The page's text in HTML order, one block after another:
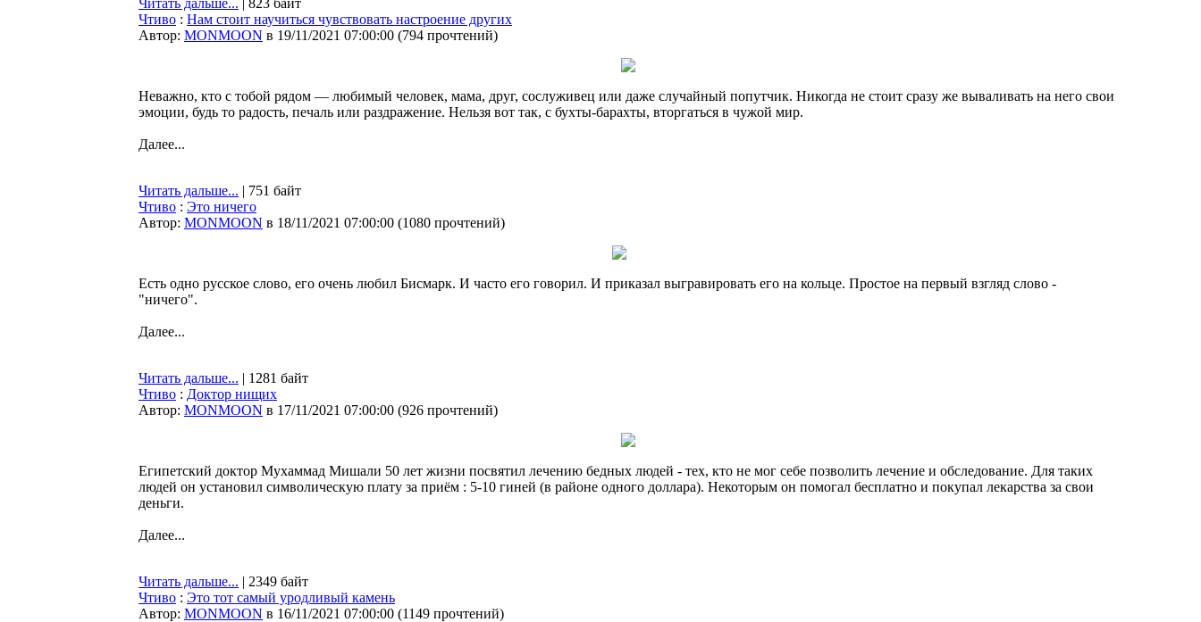
Читать дальше... | 823 байт
Чтиво : Нам стоит научиться чувствовать настроение других
Автор: MONMOON в 19/11/2021 07:00:00 (794 прочтений)
Неважно, кто с тобой рядом — любимый человек, мама, друг, сослуживец или даже случайный попутчик. Никогда не стоит сразу же вываливать на него свои
эмоции, будь то радость, печаль или раздражение. Нельзя вот так, с бухты-барахты, вторгаться в чужой мир.
Далее...
Читать дальше... | 751 байт
Чтиво : Это ничего
Автор: MONMOON в 18/11/2021 07:00:00 (1080 прочтений)
Есть одно русское слово, его очень любил Бисмарк. И часто его говорил. И приказал выгравировать его на кольце. Простое на первый взгляд слово -
"ничего".
Далее...
Читать дальше... | 1281 байт
Чтиво : Доктор нищих
Автор: MONMOON в 17/11/2021 07:00:00 (926 прочтений)
Египетский доктор Мухаммад Мишали 50 лет жизни посвятил лечению бедных людей - тех, кто не мог себе позволить лечение и обследование. Для таких
людей он установил символическую плату за приём : 5-10 гиней (в районе одного доллара). Некоторым он помогал бесплатно и покупал лекарства за свои
деньги.
Далее...
Читать дальше... | 2349 байт
Чтиво : Это тот самый уродливый камень
Автор: MONMOON в 16/11/2021 07:00:00 (1149 прочтений)